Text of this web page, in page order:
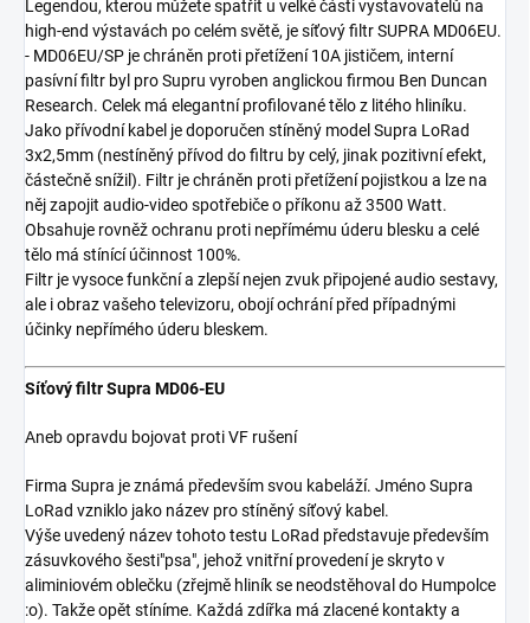
Legendou, kterou můžete spatřit u velké části vystavovatelů na
high-end výstavách po celém světě, je síťový filtr SUPRA MD06EU.
- MD06EU/SP je chráněn proti přetížení 10A jističem, interní
pasívní filtr byl pro Supru vyroben anglickou firmou Ben Duncan
Research. Celek má elegantní profilované tělo z litého hliníku.
Jako přívodní kabel je doporučen stíněný model Supra LoRad
3x2,5mm (nestíněný přívod do filtru by celý, jinak pozitivní efekt,
částečně snížil). Filtr je chráněn proti přetížení pojistkou a lze na
něj zapojit audio-video spotřebiče o příkonu až 3500 Watt.
Obsahuje rovněž ochranu proti nepřímému úderu blesku a celé
tělo má stínící účinnost 100%.
Filtr je vysoce funkční a zlepší nejen zvuk připojené audio sestavy,
ale i obraz vašeho televizoru, obojí ochrání před případnými
účinky nepřímého úderu bleskem.
Síťový filtr Supra MD06-EU
Aneb opravdu bojovat proti VF rušení
Firma Supra je známá především svou kabeláží. Jméno Supra
LoRad vzniklo jako název pro stíněný síťový kabel.
Výše uvedený název tohoto testu LoRad představuje především
zásuvkového šesti"psa", jehož vnitřní provedení je skryto v
aliminiovém oblečku (zřejmě hliník se neodstěhoval do Humpolce
:o). Takže opět stíníme. Každá zdířka má zlacené kontakty a